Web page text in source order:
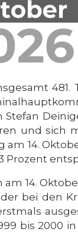
481.
Stefan
und sich
14.
Prozent
14.
bei den
bis 2000